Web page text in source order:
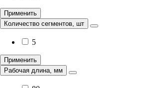
Применить
Количество сегментов, шт
5
Применить
Рабочая длина, мм